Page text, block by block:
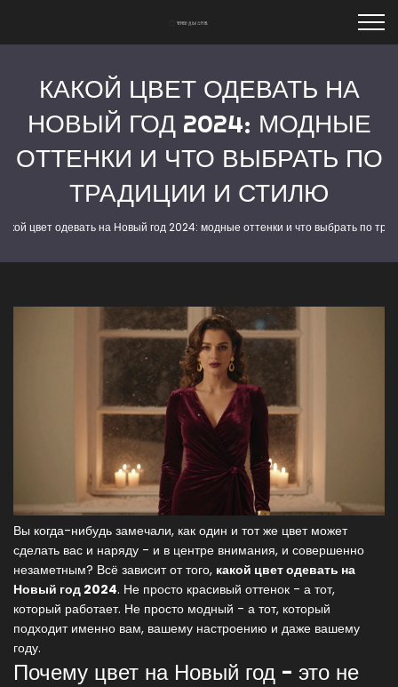
КАКОЙ ЦВЕТ ОДЕВАТЬ НА
НОВЫЙ ГОД 2024: МОДНЫЕ
ОТТЕНКИ И ЧТО ВЫБРАТЬ ПО
ТРАДИЦИИ И СТИЛЮ
цвет одевать на Новый год 2024: модные оттенки и что выбрать по
Вы когда-нибудь замечали, как один и тот же цвет может
сделать вас и наряду - и в центре внимания, и совершенно
незаметным? Всё зависит от того, какой цвет одевать на
Новый год 2024. Не просто красивый оттенок - а тот,
который работает. Не просто модный - а тот, который
подходит именно вам, вашему настроению и даже вашему
году.
Почему цвет на Новый год - это не